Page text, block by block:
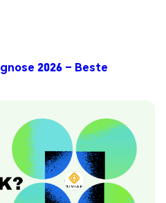
2026 – Beste